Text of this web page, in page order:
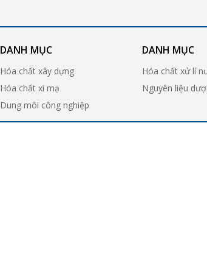
DANH MỤC
Hóa chất xây dựng
Hóa chất xi mạ
Dung môi công nghiệp
DANH MỤC
Hóa chất xử lí
Nguyên liệu